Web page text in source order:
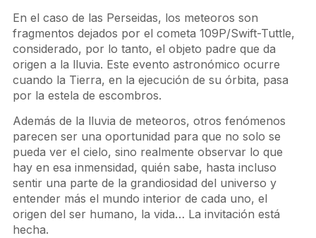
En el caso de las Perseidas, los meteoros son
fragmentos dejados por el cometa 109P/Swift-Tuttle,
considerado, por lo tanto, el objeto padre que da
origen a la lluvia. Este evento astronómico ocurre
cuando la Tierra, en la ejecución de su órbita, pasa
por la estela de escombros.
Además de la lluvia de meteoros, otros fenómenos
parecen ser una oportunidad para que no solo se
pueda ver el cielo, sino realmente observar lo que
hay en esa inmensidad, quién sabe, hasta incluso
sentir una parte de la grandiosidad del universo y
entender más el mundo interior de cada uno, el
origen del ser humano, la vida… La invitación está
hecha.